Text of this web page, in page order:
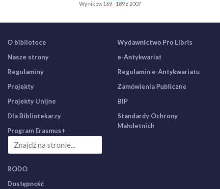
Wyników 169 - 189 z 2007
O bibliotece
Nasze strony
Regulaminy
Projekty
Projekty Unijne
Dla Bibliotekarzy
Program Erasmus+
Wydawnictwo Pro Libris
e-Antykwariat
Regulamin e-Antykwariatu
Zamówienia Publiczne
BIP
Standardy Ochrony
Małoletnich
RODO
Dostępność